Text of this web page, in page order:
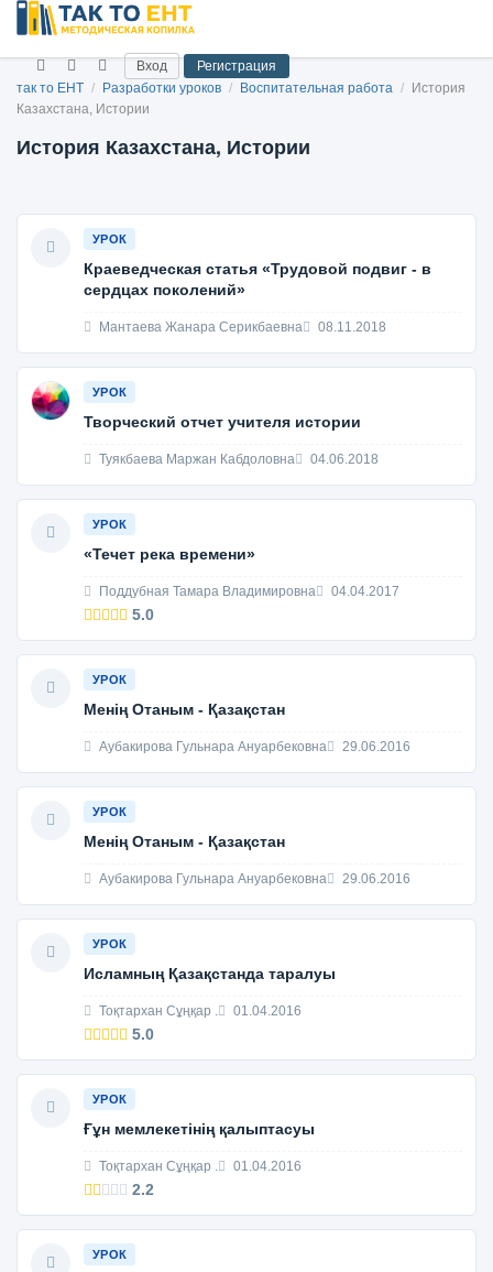
Вход
Регистрация
так то ЕНТ / Разработки уроков / Воспитательная работа /
История
Казахстана, Истории
История Казахстана, Истории
УРОК
Краеведческая статья «Трудовой подвиг - в
сердцах поколений»
Мантаева Жанара Серикбаевна 08.11.2018
УРОК
Творческий отчет учителя истории
Туякбаева Маржан Кабдоловна 04.06.2018
УРОК
«Течет река времени»
Поддубная Тамара Владимировна 04.04.2017
5.0
УРОК
Менің Отаным - Қазақстан
Аубакирова Гульнара Ануарбековна 29.06.2016
УРОК
Менің Отаным - Қазақстан
Аубакирова Гульнара Ануарбековна 29.06.2016
УРОК
Исламның Қазақстанда таралуы
Тоқтархан Сұңқар . 01.04.2016
5.0
УРОК
Ғұн мемлекетінің қалыптасуы
Тоқтархан Сұңқар . 01.04.2016
2.2
УРОК